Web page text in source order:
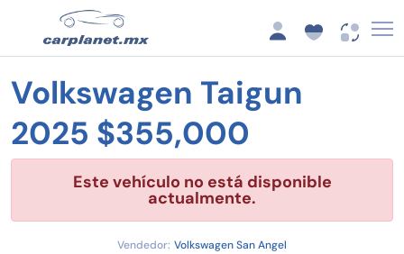
Volkswagen Taigun
2025 $355,000
Este vehículo no está disponible
actualmente.
Vendedor: Volkswagen San Angel